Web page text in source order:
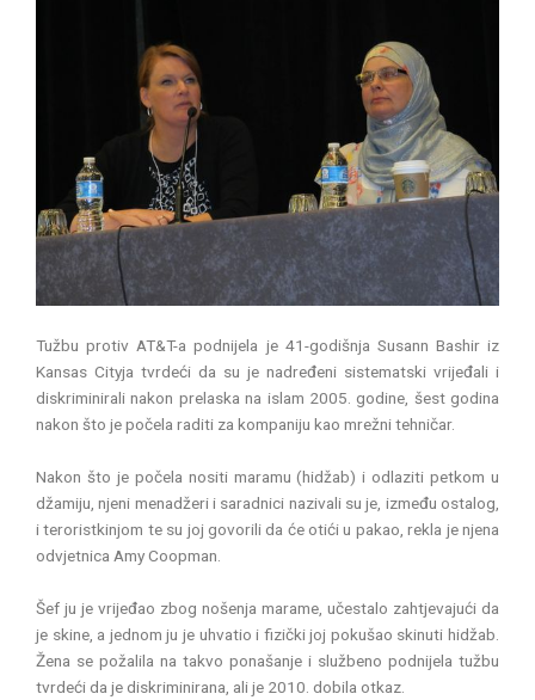
Tužbu protiv AT&T-a podnijela je 41-godišnja Susann Bashir iz
Kansas Cityja tvrdeći da su je nadređeni sistematski vrijeđali i
diskriminirali nakon prelaska na islam 2005. godine, šest godina
nakon što je počela raditi za kompaniju kao mrežni tehničar.
Nakon što je počela nositi maramu (hidžab) i odlaziti petkom u
džamiju, njeni menadžeri i saradnici nazivali su je, između ostalog,
i teroristkinjom te su joj govorili da će otići u pakao, rekla je njena
odvjetnica Amy Coopman.
Šef ju je vrijeđao zbog nošenja marame, učestalo zahtjevajući da
je skine, a jednom ju je uhvatio i fizički joj pokušao skinuti hidžab.
Žena se požalila na takvo ponašanje i službeno podnijela tužbu
tvrdeći da je diskriminirana, ali je 2010. dobila otkaz.